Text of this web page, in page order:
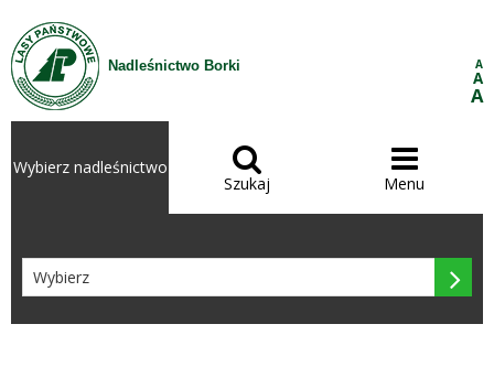
Przejdź do treści
Nadleśnictwo Borki A
A
A
Wybierz nadleśnictwo 
Szukaj

Menu
